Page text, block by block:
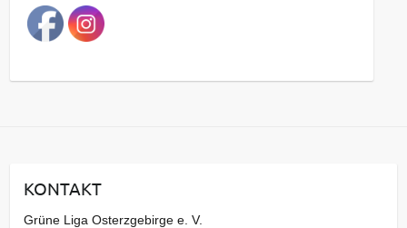
a
g
a
v
KONTAKT
Grüne Liga Osterzgebirge e. V.